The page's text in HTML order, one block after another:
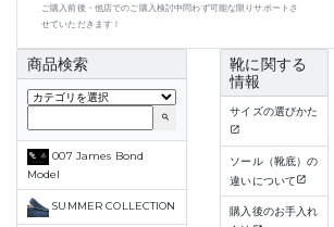
ご購入前後・他店でのご購入検討中問わず可能な限りサポートさ
せていただきます！
商品検索
search
007 James Bond
Model
SUMMER COLLECTION
靴に関する
情報
サイズの選びかた
ソール（靴底）の
違いについて
購入後のお手入れ